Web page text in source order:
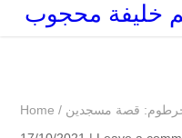
خليفة محجوب
Home / قصة مسجدين